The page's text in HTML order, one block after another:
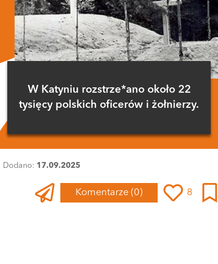
W Katyniu rozstrze*ano około 22
tysięcy polskich oficerów i żołnierzy.
Dodano: 17.09.2025
Komentarze (0) 8